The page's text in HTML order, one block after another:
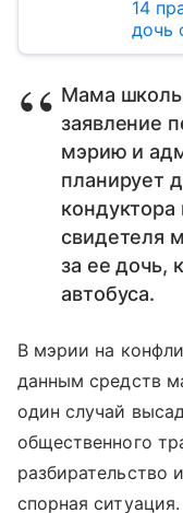
14
дочь
Мама
заявление
мэрию и
планирует
кондуктора
свидетеля
за ее дочь,
автобуса.
В мэрии на
данным средств
один случай
общественного
разбирательство
спорная